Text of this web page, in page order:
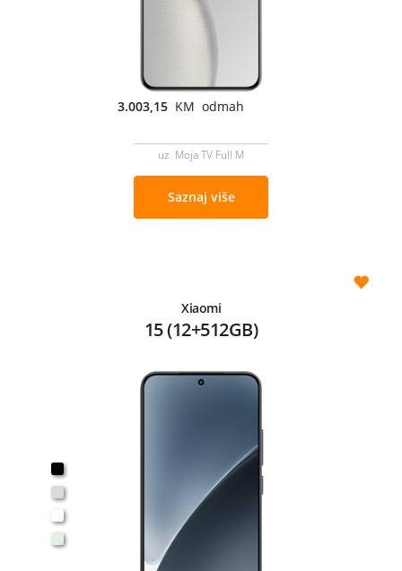
3.003,15 KM odmah
uz Moja TV Full M
Saznaj više
Xiaomi
15 (12+512GB)